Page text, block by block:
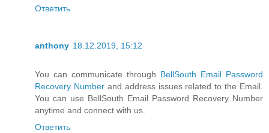
Ответить
anthony 18.12.2019, 15:12
You can communicate through BellSouth Email Password
Recovery Number and address issues related to the Email.
You can use BellSouth Email Password Recovery Number
anytime and connect with us.
Ответить